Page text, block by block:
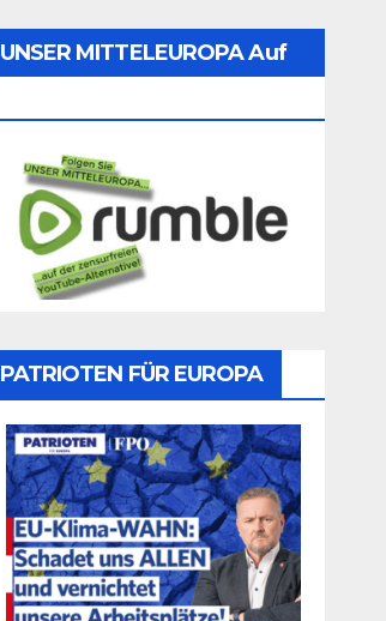
UNSER MITTELEUROPA Auf
PATRIOTEN FÜR EUROPA